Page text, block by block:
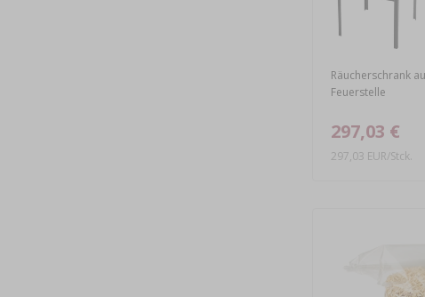
Räucherschrank
Feuerstelle
297,03 €
297,03 EUR/Stck.